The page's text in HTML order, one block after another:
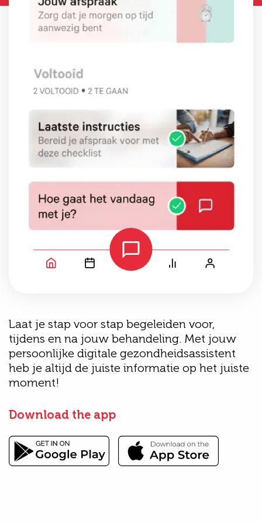
Laat je stap voor stap begeleiden voor,
tijdens en na jouw behandeling. Met jouw
persoonlijke digitale gezondheidsassistent
heb je altijd de juiste informatie op het juiste
moment!
Download the app